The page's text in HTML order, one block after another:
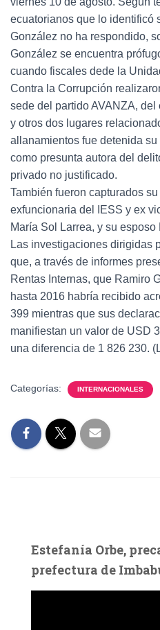
ecuatorianos que lo identificó
González no ha respondido,
González se encuentra
cuando fiscales dede la
Contra la Corrupción
sede del partido AVANZA, del
y otros dos lugares
allanamientos fue detenida
como presunta autora del
privado no justificado.
También fueron capturados
exfuncionaria del IESS y ex
María Sol Larrea, y su esposo
Las investigaciones dirigidas
que, a través de informes
Rentas Internas, que Ramiro
hasta 2016 habría recibido
399 mientras que sus
manifiestan un valor de USD
una diferencia de 1 826 230.
Categorías: INTERNACIONALES
Estefanía Orbe,
prefectura de